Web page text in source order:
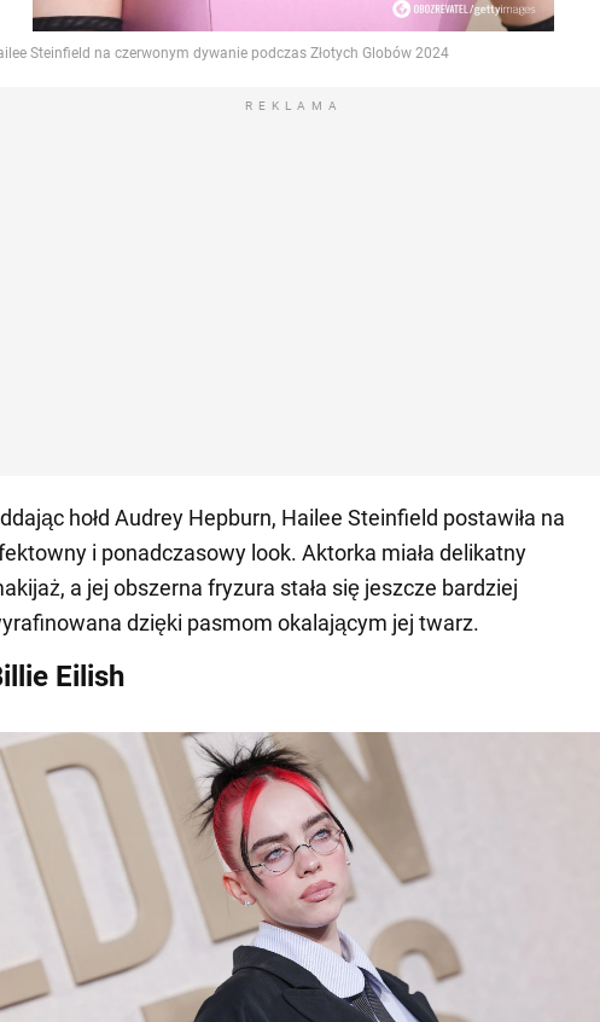
REKLAMA
hołd Audrey Hepburn, Hailee Steinfield postawiła na
i ponadczasowy look. Aktorka miała delikatny
a jej obszerna fryzura stała się jeszcze bardziej
dzięki pasmom okalającym jej twarz.
Eilish